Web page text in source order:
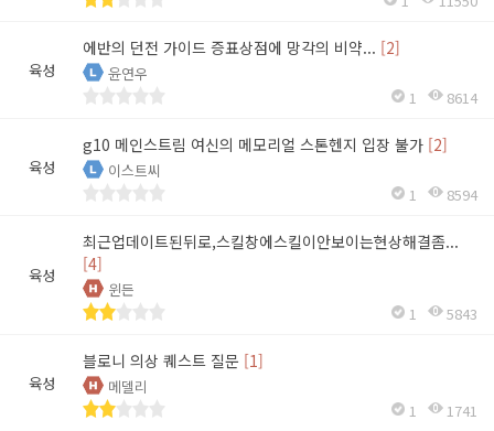
육성
에반의 던전 가이드 증표상점에 망각의 비약... [2]
윤연우
1
8614
육성
g10 메인스트림 여신의 메모리얼 스톤헨지 입장 불가 [2]
이스트씨
1
8594
육성
최근업데이트된뒤로,스킬창에스킬이안보이는현상해결좀...
[4]
윈든
1
5843
육성
블로니 의상 퀘스트 질문 [1]
메델리
1
1741